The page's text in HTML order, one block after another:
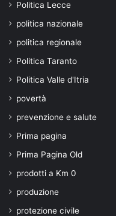
Politica Lecce
politica nazionale
politica regionale
Politica Taranto
Politica Valle d'Itria
povertà
prevenzione e salute
Prima pagina
Prima Pagina Old
prodotti a Km 0
produzione
protezione civile